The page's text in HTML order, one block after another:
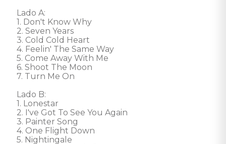
Lado A:
1. Don't Know Why
2. Seven Years
3. Cold Cold Heart
4. Feelin' The Same Way
5. Come Away With Me
6. Shoot The Moon
7. Turn Me On
Lado B:
1. Lonestar
2. I've Got To See You Again
3. Painter Song
4. One Flight Down
5. Nightingale